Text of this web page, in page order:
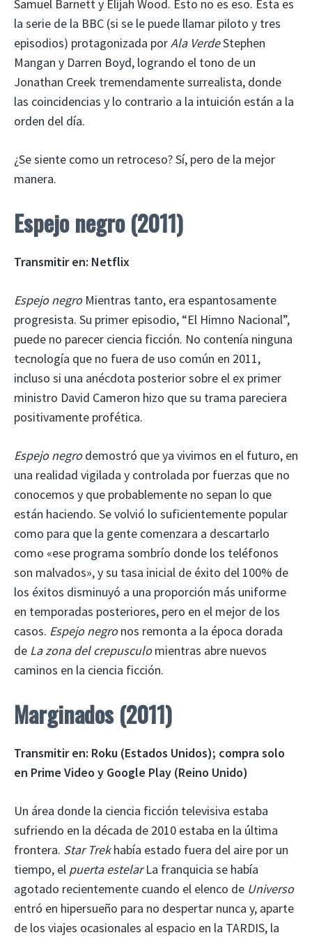
Samuel Barnett y Elijah Wood. Esto no es eso. Esta es
la serie de la BBC (si se le puede llamar piloto y tres
episodios) protagonizada porAla VerdeStephen
Mangan y Darren Boyd, logrando el tono de un
Jonathan Creek tremendamente surrealista, donde
las coincidencias y lo contrario a la intuición están a la
orden del día.
¿Se siente como un retroceso? Sí, pero de la mejor
manera.
Espejo negro (2011)
Transmitir en: Netflix
Espejo negroMientras tanto, era espantosamente
progresista. Su primer episodio, “El Himno Nacional”,
puede no parecer ciencia ficción. No contenía ninguna
tecnología que no fuera de uso común en 2011,
incluso si una anécdota posterior sobre el ex primer
ministro David Cameron hizo que su trama pareciera
positivamente profética.
Espejo negrodemostró que ya vivimos en el futuro, en
una realidad vigilada y controlada por fuerzas que no
conocemos y que probablemente no sepan lo que
están haciendo. Se volvió lo suficientemente popular
como para que la gente comenzara a descartarlo
como «ese programa sombrío donde los teléfonos
son malvados», y su tasa inicial de éxito del 100% de
los éxitos disminuyó a una proporción más uniforme
en temporadas posteriores, pero en el mejor de los
casos. Espejo negronos remonta a la época dorada
de La zona del crepusculomientras abre nuevos
caminos en la ciencia ficción.
Marginados (2011)
Transmitir en: Roku (Estados Unidos); compra solo
en Prime Video y Google Play (Reino Unido)
Un área donde la ciencia ficción televisiva estaba
sufriendo en la década de 2010 estaba en la última
frontera. Star Trekhabía estado fuera del aire por un
tiempo, el puerta estelarLa franquicia se había
agotado recientemente cuando el elenco de Universo
entró en hipersueño para no despertar nunca y, aparte
de los viajes ocasionales al espacio en la TARDIS, la